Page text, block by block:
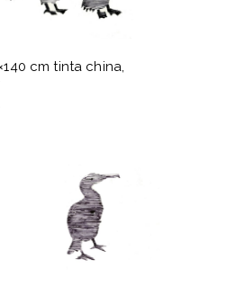
cm tinta china,